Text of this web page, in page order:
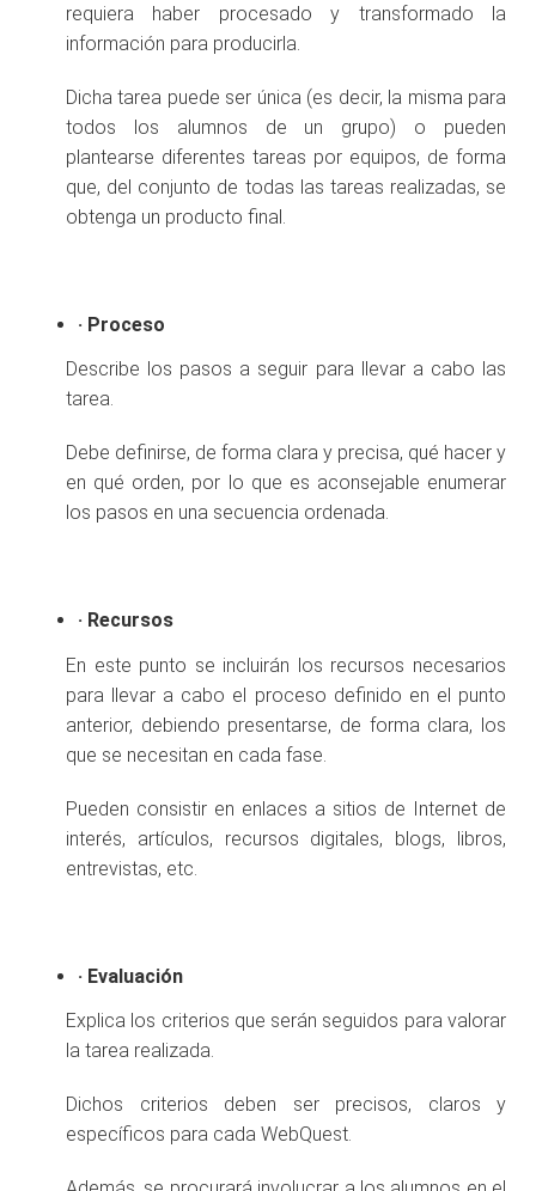
requiera haber procesado y transformado la
información para producirla.
Dicha tarea puede ser única (es decir, la misma para
todos los alumnos de un grupo) o pueden
plantearse diferentes tareas por equipos, de forma
que, del conjunto de todas las tareas realizadas, se
obtenga un producto final.
· Proceso
Describe los pasos a seguir para llevar a cabo las
tarea.
Debe definirse, de forma clara y precisa, qué hacer y
en qué orden, por lo que es aconsejable enumerar
los pasos en una secuencia ordenada.
· Recursos
En este punto se incluirán los recursos necesarios
para llevar a cabo el proceso definido en el punto
anterior, debiendo presentarse, de forma clara, los
que se necesitan en cada fase.
Pueden consistir en enlaces a sitios de Internet de
interés, artículos, recursos digitales, blogs, libros,
entrevistas, etc.
· Evaluación
Explica los criterios que serán seguidos para valorar
la tarea realizada.
Dichos criterios deben ser precisos, claros y
específicos para cada WebQuest.